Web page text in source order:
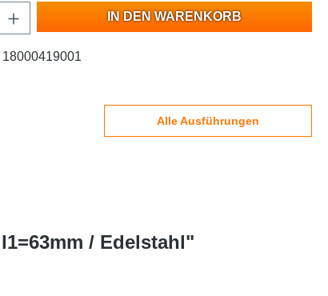
IN DEN WARENKORB
18000419001
Alle Ausführungen
/ Edelstahl"